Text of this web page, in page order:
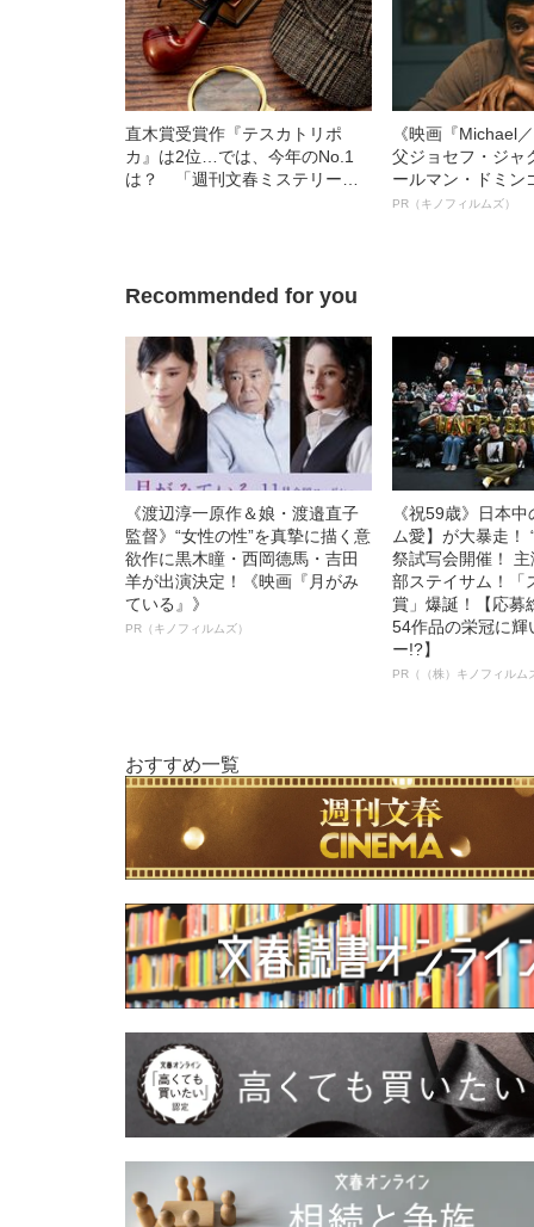
直木賞受賞作『テスカトリポ
カ』は2位…では、今年のNo.1
は？ 「週刊文春ミステリーベ
《映画『Michael
父ジョセフ・ジャ
ールマン・ドミン
ルインタビュー“
PR（キノフィルムズ）
Recommended for you
《渡辺淳一原作＆娘・渡邉直子
監督》“女性の性”を真摯に描く意
欲作に黒木瞳・西岡德馬・吉田
羊が出演決定！《映画『月がみ
ている』》
PR（キノフィルムズ）
《祝59歳》日本
ム愛】が大暴走！
祭試写会開催！
部ステイサム！「
賞」爆誕！【応募
54作品の栄冠に輝
ー!?】
PR（（株）キノフィルム
おすすめ一覧